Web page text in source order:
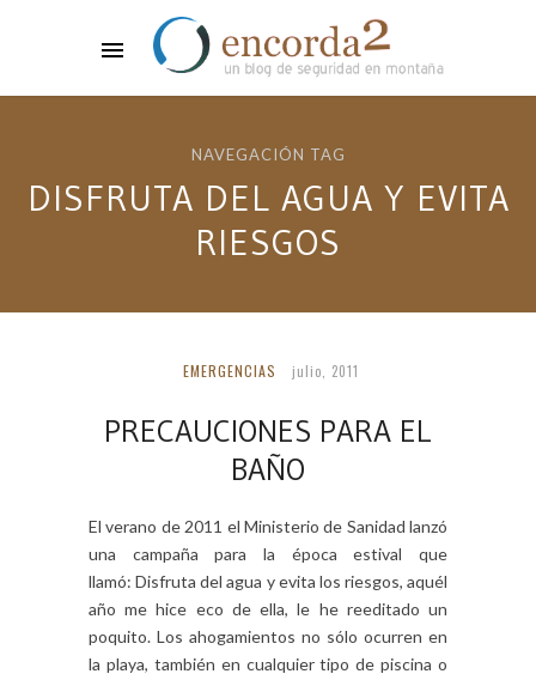
NAVEGACIÓN TAG
DISFRUTA DEL AGUA Y EVITA
RIESGOS
EMERGENCIAS julio, 2011
PRECAUCIONES PARA EL
BAÑO
El verano de 2011 el Ministerio de Sanidad lanzó
una campaña para la época estival que
llamó: Disfruta del agua y evita los riesgos, aquél
año me hice eco de ella, le he reeditado un
poquito. Los ahogamientos no sólo ocurren en
la playa, también en cualquier tipo de piscina o